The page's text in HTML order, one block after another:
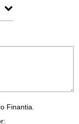
Finantia.